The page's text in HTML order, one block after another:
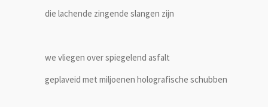
die lachende zingende slangen zijn
we vliegen over spiegelend asfalt
geplaveid met miljoenen holografische schubben